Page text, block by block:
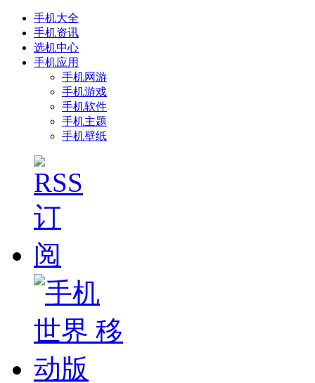
手机大全
手机资讯
选机中心
手机应用
手机网游
手机游戏
手机软件
手机主题
手机壁纸